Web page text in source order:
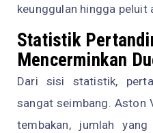
keunggulan hingga peluit
Statistik
Mencerminkan
Dari sisi statistik,
sangat seimbang. Aston
tembakan, jumlah